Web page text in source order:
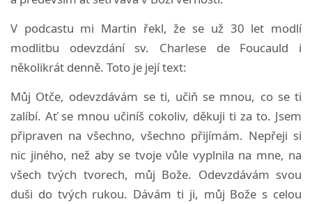
V podcastu mi Martin řekl, že se už 30 let modlí
modlitbu odevzdání sv. Charlese de Foucauld i
několikrát denně. Toto je její text:
Můj Otče, odevzdávám se ti, učiň se mnou, co se ti
zalíbí. Ať se mnou učiníš cokoliv, děkuji ti za to. Jsem
připraven na všechno, všechno přijímám. Nepřeji si
nic jiného, než aby se tvoje vůle vyplnila na mne, na
všech tvých tvorech, můj Bože. Odevzdávám svou
duši do tvých rukou. Dávám ti ji, můj Bože s celou